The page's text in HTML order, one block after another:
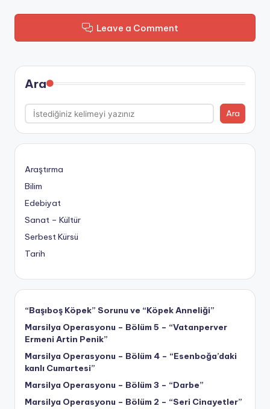
Leave a Comment
Ara
Ara
Araştırma
Bilim
Edebiyat
Sanat – Kültür
Serbest Kürsü
Tarih
“Başıboş Köpek” Sorunu ve “Köpek Anneliği”
Marsilya Operasyonu – Bölüm 5 – “Vatanperver
Ermeni Artin Penik”
Marsilya Operasyonu – Bölüm 4 – “Esenboğa’daki
kanlı Cumartesi”
Marsilya Operasyonu – Bölüm 3 – “Darbe”
Marsilya Operasyonu – Bölüm 2 – “Seri Cinayetler”